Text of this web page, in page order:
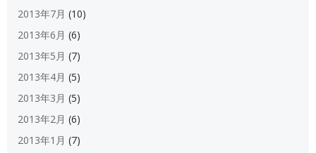
2013年7月 (10)
2013年6月 (6)
2013年5月 (7)
2013年4月 (5)
2013年3月 (5)
2013年2月 (6)
2013年1月 (7)